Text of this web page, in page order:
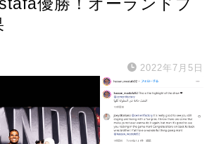
2022年7月5日